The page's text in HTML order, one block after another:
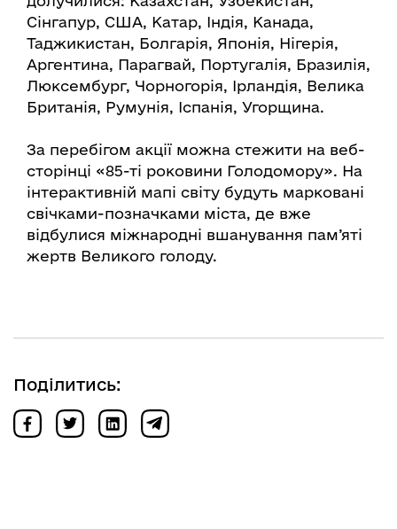
Сінгапур, США, Катар, Індія, Канада,
Таджикистан, Болгарія, Японія, Нігерія,
Аргентина, Парагвай, Португалія, Бразилія,
Люксембург, Чорногорія, Ірландія, Велика
Британія, Румунія, Іспанія, Угорщина.
За перебігом акції можна стежити на веб-
сторінці «85-ті роковини Голодомору». На
інтерактивній мапі світу будуть марковані
свічками-позначками міста, де вже
відбулися міжнародні вшанування пам’яті
жертв Великого голоду.
Поділитись: